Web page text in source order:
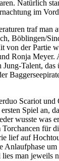
Natürlich
im
traf man
Böblingen/
von der Partie
Ronja Meyer.
Talent, das
Scariot
Spiel an,
wusste was
für
lief auf
Anlaufphase
man jeweils